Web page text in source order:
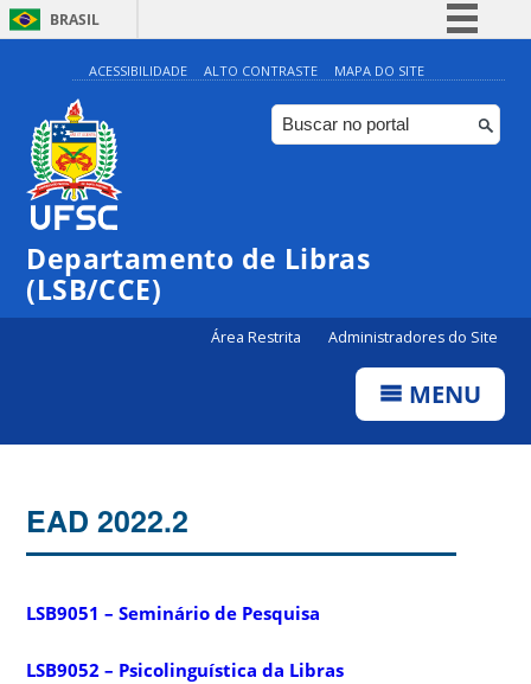
BRASIL
Simplifique!
Comunica BR
Participe
Canais
ACESSIBILIDADE ALTO CONTRASTE MAPA DO SITE
Departamento de Libras
(LSB/CCE)
Área Restrita Administradores do Site
MENU
EAD 2022.2
LSB9051 – Seminário de Pesquisa
LSB9052 – Psicolinguística da Libras